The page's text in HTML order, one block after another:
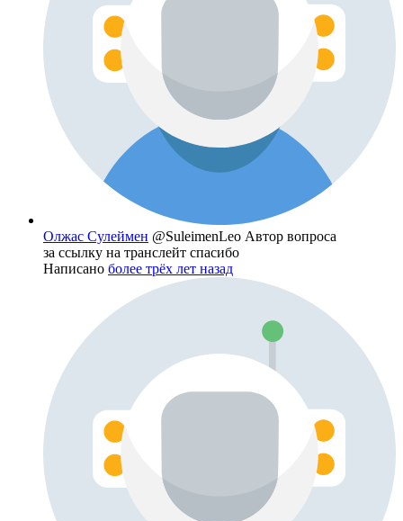
Олжас Сулеймен @SuleimenLeo Автор вопроса
за ссылку на транслейт спасибо
Написано более трёх лет назад